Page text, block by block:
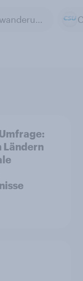
Einwanderung
Ländern